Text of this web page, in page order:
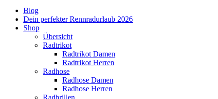
Blog
Dein perfekter Rennradurlaub 2026
Shop
Übersicht
Radtrikot
Radtrikot Damen
Radtrikot Herren
Radhose
Radhose Damen
Radhose Herren
Radbrillen